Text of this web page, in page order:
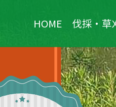
HOME 伐採・草